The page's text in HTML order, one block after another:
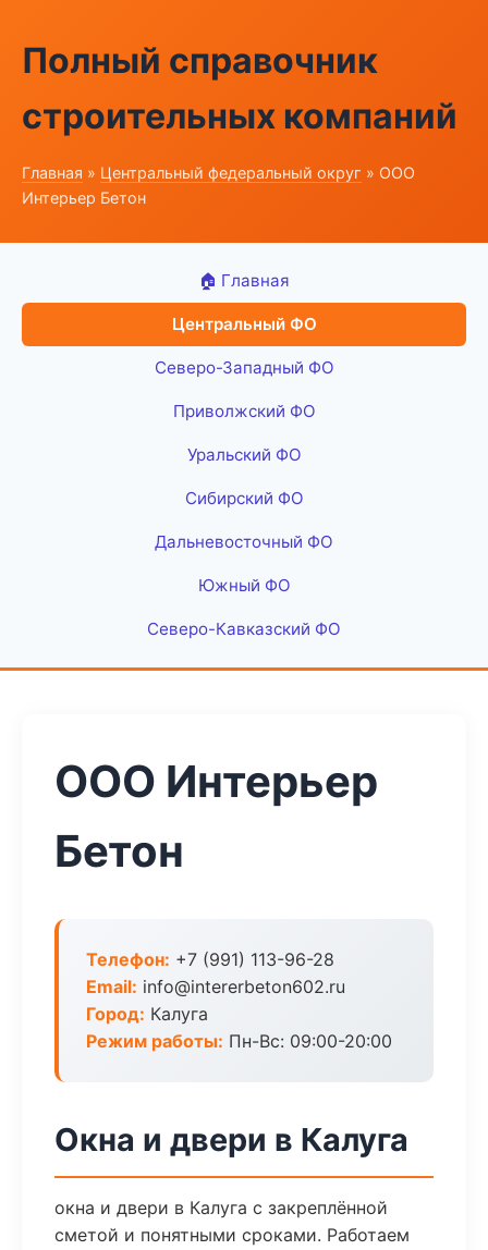
Полный справочник
строительных компаний
Главная » Центральный федеральный округ » ООО
Интерьер Бетон
🏠 Главная
Центральный ФО
Северо-Западный ФО
Приволжский ФО
Уральский ФО
Сибирский ФО
Дальневосточный ФО
Южный ФО
Северо-Кавказский ФО
ООО Интерьер
Бетон
Телефон: +7 (991) 113-96-28
Email: info@intererbeton602.ru
Город: Калуга
Режим работы: Пн-Вс: 09:00-20:00
Окна и двери в Калуга
окна и двери в Калуга с закреплённой
сметой и понятными сроками. Работаем